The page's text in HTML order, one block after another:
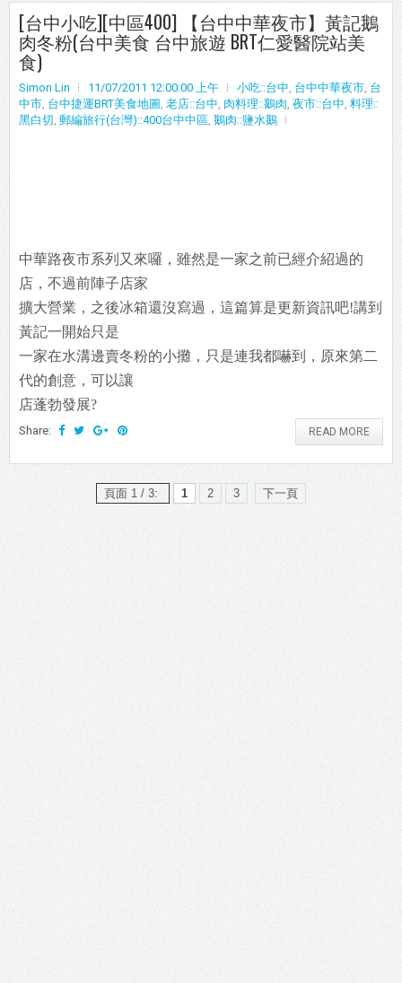
[台中小吃][中區400] 【台中中華夜市】黃記鵝
肉冬粉(台中美食 台中旅遊 BRT仁愛醫院站美
食)
Simon Lin 11/07/2011 12:00:00 上午 小吃::台中 台中中華夜市 台
中市 台中捷運BRT美食地圖 老店::台中 肉料理::鵝肉 夜市::台中 料理::
黑白切 郵編旅行(台灣)::400台中中區 鵝肉::鹽水鵝
中華路夜市系列又來囉，雖然是一家之前已經介紹過的
店，不過前陣子店家
擴大營業，之後冰箱還沒寫過，這篇算是更新資訊吧!講到
黃記一開始只是
一家在水溝邊賣冬粉的小攤，只是連我都嚇到，原來第二
代的創意，可以讓
店蓬勃發展?
Share: READ MORE
頁面 1 / 3: 1 2 3 下一頁